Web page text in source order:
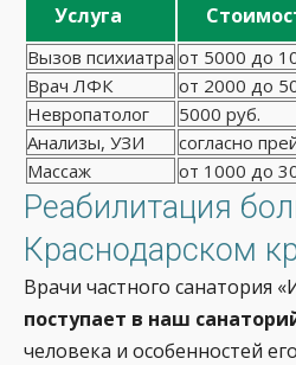
Услуга
Вызов психиатра от 5000 до
Врач ЛФК
от 2000 до
Невропатолог
5000 руб.
Анализы, УЗИ
согласно
Массаж
от 1000 до
Реабилитация
Краснодарском
Врачи частного санатория
поступает в наш
человека и особенностей